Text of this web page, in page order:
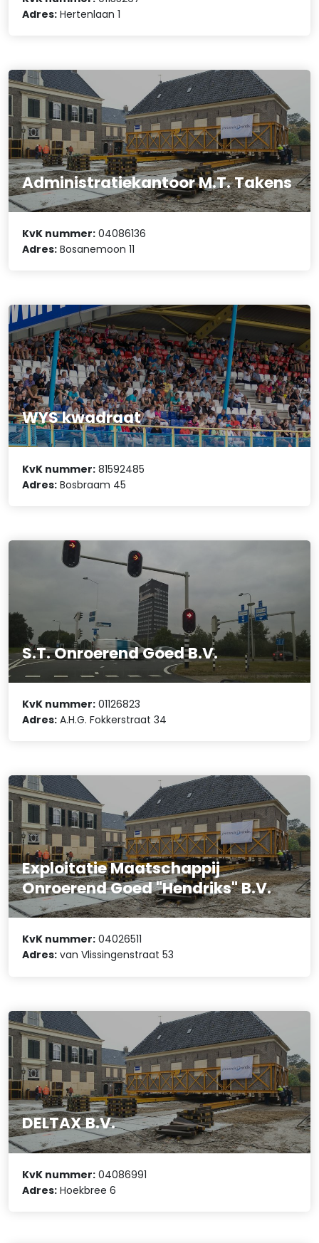
Adres: Hertenlaan 1
Administratiekantoor M.T. Takens
KvK nummer: 04086136
Adres: Bosanemoon 11
WYS kwadraat
KvK nummer: 81592485
Adres: Bosbraam 45
S.T. Onroerend Goed B.V.
KvK nummer: 01126823
Adres: A.H.G. Fokkerstraat 34
Exploitatie Maatschappij
Onroerend Goed "Hendriks" B.V.
KvK nummer: 04026511
Adres: van Vlissingenstraat 53
DELTAX B.V.
KvK nummer: 04086991
Adres: Hoekbree 6